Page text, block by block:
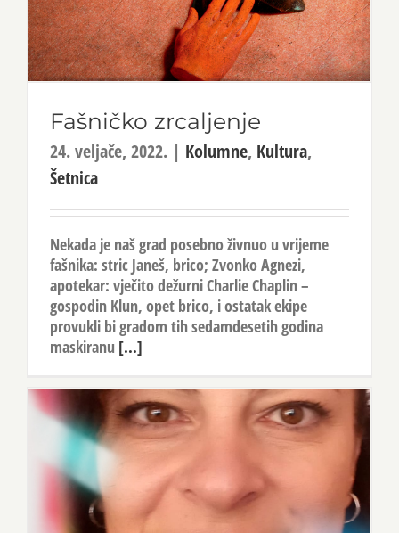
Fašničko zrcaljenje
24. veljače, 2022. | Kolumne, Kultura,
Šetnica
Nekada je naš grad posebno živnuo u vrijeme
fašnika: stric Janeš, brico; Zvonko Agnezi,
apotekar: vječito dežurni Charlie Chaplin –
gospodin Klun, opet brico, i ostatak ekipe
provukli bi gradom tih sedamdesetih godina
maskiranu [...]